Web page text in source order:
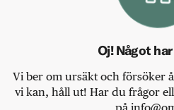
Oj! Något
Vi ber om ursäkt och försöker
vi kan, håll ut! Har du frågor